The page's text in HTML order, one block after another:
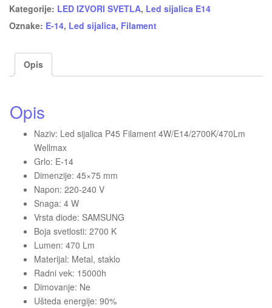
Kategorije: LED IZVORI SVETLA, Led sijalica E14
Oznake: E-14, Led sijalica, Filament
Opis
Opis
Naziv: Led sijalica P45 Filament 4W/E14/2700K/470Lm
Wellmax
Grlo: E-14
Dimenzije: 45×75 mm
Napon: 220-240 V
Snaga: 4 W
Vrsta diode: SAMSUNG
Boja svetlosti: 2700 K
Lumen: 470 Lm
Materijal: Metal, staklo
Radni vek: 15000h
Dimovanje: Ne
Ušteda energije: 90%